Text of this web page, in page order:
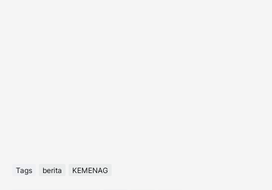
Tags berita KEMENAG